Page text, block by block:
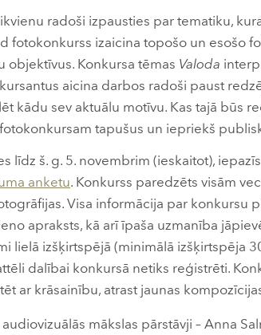
radoši izpausties par tematiku,
fotokonkurss izaicina topošo un esošo
objektīvus. Konkursa tēmas Valoda
aicina darbos radoši paust
kādu sev aktuālu motīvu. Kas tajā būs
tapušus un iepriekš
līdz š. g. 5. novembrim (ieskaitot),
anketu. Konkurss paredzēts visām
Visa informācija par konkursu
apraksts, kā arī īpaša uzmanība
lielā izšķirtspējā (minimālā izšķirtspēja
dalībai konkursā netiks reģistrēti.
ar krāsainību, atrast jaunas
mākslas pārstāvji – Anna